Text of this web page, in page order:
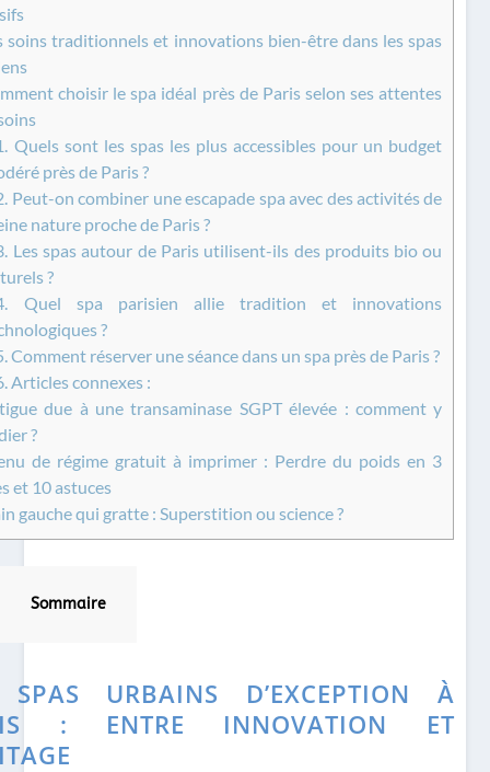
soins traditionnels et innovations bien-être dans les spas
choisir le spa idéal près de Paris selon ses attentes
Quels sont les spas les plus accessibles pour un budget
près de Paris ?
Peut-on combiner une escapade spa avec des activités de
nature proche de Paris ?
Les spas autour de Paris utilisent-ils des produits bio ou
?
Quel spa parisien allie tradition et innovations
?
Comment réserver une séance dans un spa près de Paris ?
Articles connexes :
due à une transaminase SGPT élevée : comment y
?
de régime gratuit à imprimer : Perdre du poids en 3
et 10 astuces
gauche qui gratte : Superstition ou science ?
Sommaire
SPAS URBAINS D’EXCEPTION À
: ENTRE INNOVATION ET